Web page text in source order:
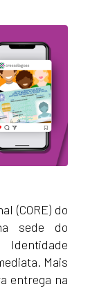
(CORE) do
sede do
Mais
entrega na